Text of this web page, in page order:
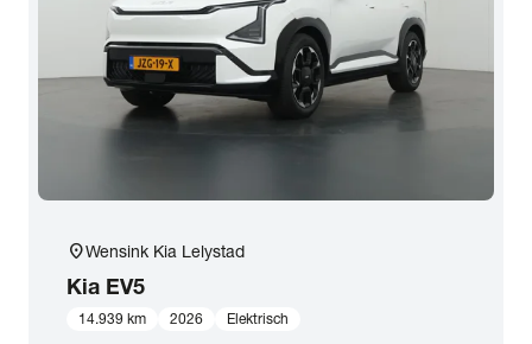
BTW (aftrekbaar) / Marge (BTW niet aftrekbaar) expand_more
Merk & Model
close
Kilometerstand
location_onWensink Kia Lelystad
Kia EV5
14.939 km 2026 Elektrisch